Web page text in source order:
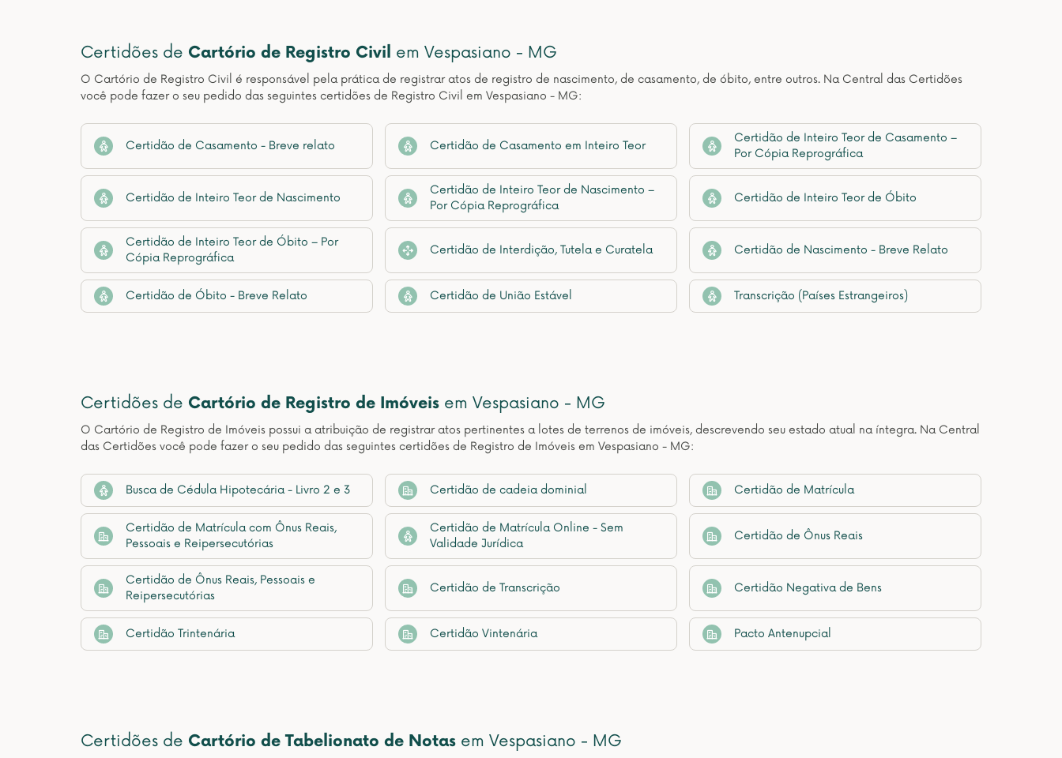
Certidões de Cartório de Registro Civil em Vespasiano - MG
O Cartório de Registro Civil é responsável pela prática de registrar atos de registro de nascimento, de casamento, de óbito, entre outros. Na Central das Certidões
você pode fazer o seu pedido das seguintes certidões de Registro Civil em Vespasiano - MG:
Certidão de Casamento - Breve relato Certidão de Casamento em Inteiro Teor
Certidão de Inteiro Teor de Casamento –
Por Cópia Reprográfica
Certidão de Inteiro Teor de Nascimento
Certidão de Inteiro Teor de Nascimento –
Por Cópia Reprográfica
Certidão de Inteiro Teor de Óbito
Certidão de Inteiro Teor de Óbito – Por
Cópia Reprográfica
Certidão de Interdição, Tutela e Curatela Certidão de Nascimento - Breve Relato
Certidão de Óbito - Breve Relato Certidão de União Estável Transcrição (Países Estrangeiros)
Certidões de Cartório de Registro de Imóveis em Vespasiano - MG
O Cartório de Registro de Imóveis possui a atribuição de registrar atos pertinentes a lotes de terrenos de imóveis, descrevendo seu estado atual na íntegra. Na Central
das Certidões você pode fazer o seu pedido das seguintes certidões de Registro de Imóveis em Vespasiano - MG:
Busca de Cédula Hipotecária - Livro 2 e 3 Certidão de cadeia dominial Certidão de Matrícula
Certidão de Matrícula com Ônus Reais,
Pessoais e Reipersecutórias
Certidão de Matrícula Online - Sem
Validade Jurídica
Certidão de Ônus Reais
Certidão de Ônus Reais, Pessoais e
Reipersecutórias
Certidão de Transcrição Certidão Negativa de Bens
Certidão Trintenária Certidão Vintenária Pacto Antenupcial
Certidões de Cartório de Tabelionato de Notas em Vespasiano - MG